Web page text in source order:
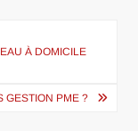
À DOMICILE
GESTION PME ?